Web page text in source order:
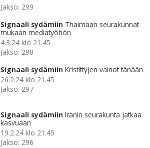
Jakso: 299
Signaali sydämiin Thaimaan seurakunnat
mukaan mediatyöhön
4.3.24 klo 21.45
Jakso: 298
Signaali sydämiin Kristittyjen vainot tänään
26.2.24 klo 21.45
Jakso: 297
Signaali sydämiin Iranin seurakunta jatkaa
kasvuaan
19.2.24 klo 21.45
Jakso: 296